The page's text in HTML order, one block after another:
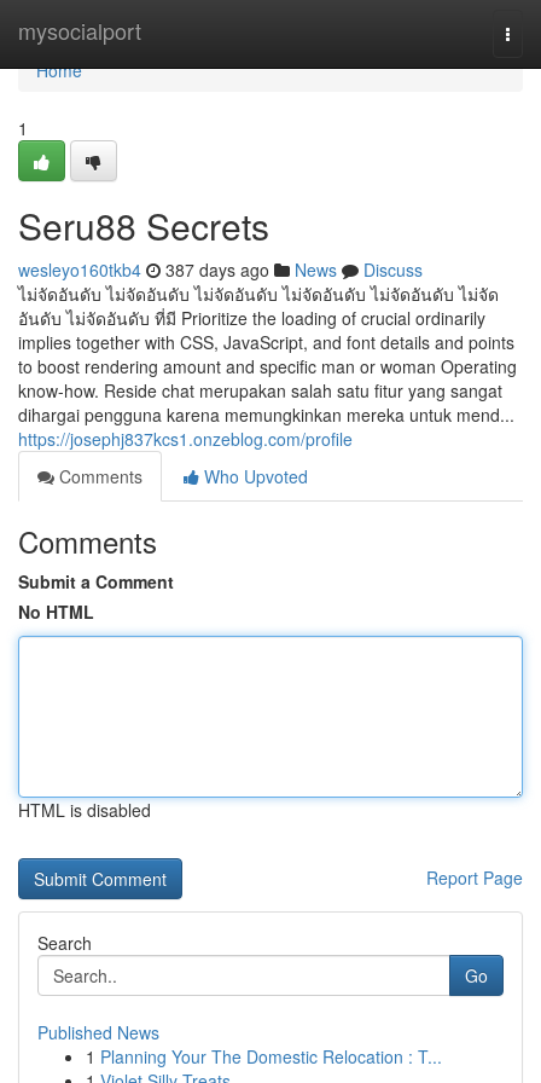
mysocialport
Home
Home
1
Seru88 Secrets
wesleyo160tkb4 387 days ago News
Discuss
ไม่จัดอันดับ ไม่จัดอันดับ ไม่จัดอันดับ ไม่จัดอันดับ ไม่จัดอันดับ ไม่จัด
อันดับ ไม่จัดอันดับ ที่มี Prioritize the loading of crucial ordinarily
implies together with CSS, JavaScript, and font details and points
to boost rendering amount and specific man or woman Operating
know-how. Reside chat merupakan salah satu fitur yang sangat
dihargai pengguna karena memungkinkan mereka untuk mend...
https://josephj837kcs1.onzeblog.com/profile
Comments
Who Upvoted
Comments
Submit a Comment
No HTML
HTML is disabled
Report Page
Search
Go
Published News
1 Planning Your The Domestic Relocation : T...